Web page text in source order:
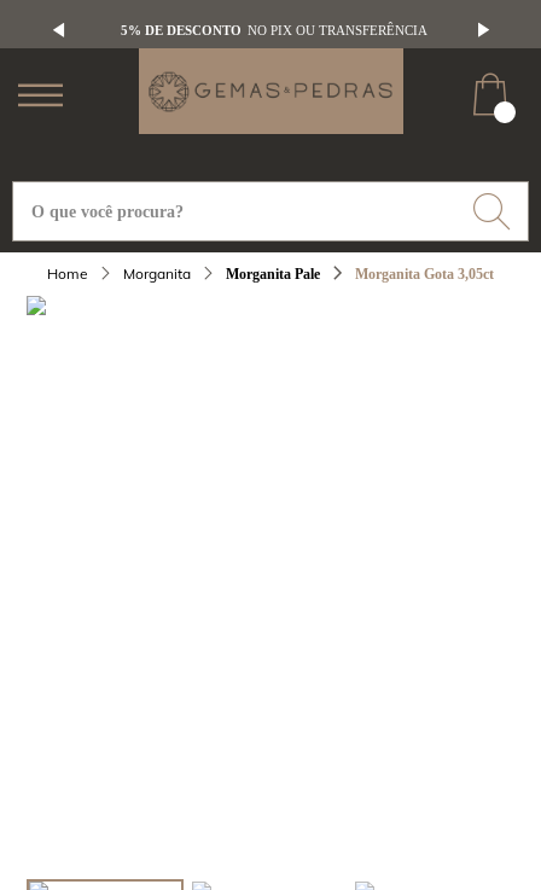
5% DE DESCONTO NO PIX OU TRANSFERÊNCIA
Morganita Morganita Pale Morganita Gota 3,05ct